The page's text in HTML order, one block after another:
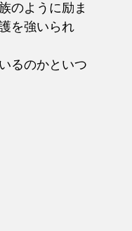
のように励ま
を強いられ
るのかといつ